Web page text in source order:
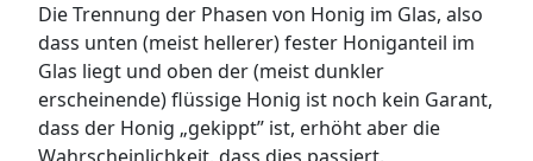
Die Trennung der Phasen von Honig im Glas, also
dass unten (meist hellerer) fester Honiganteil im
Glas liegt und oben der (meist dunkler
erscheinende) flüssige Honig ist noch kein Garant,
dass der Honig „gekippt” ist, erhöht aber die